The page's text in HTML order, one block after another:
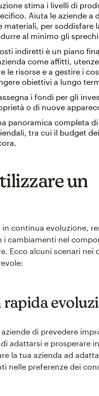
stima i livelli di
Aiuta le aziende a
materiali, per soddisfare
al minimo gli
indiretti è un piano
come affitti,
le risorse e a gestire i
obiettivi a lungo
i fondi per gli
o di nuove
panoramica completa
tra cui il budget
un
continua evoluzione,
i cambiamenti nel
Ecco alcuni scenari nei
di prevedere
adattarsi e prosperare
la tua azienda ad
nelle preferenze dei